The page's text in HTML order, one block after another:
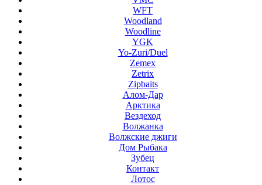
WFT
Woodland
Woodline
YGK
Yo-Zuri/Duel
Zemex
Zetrix
Zipbaits
Алом-Дар
Арктика
Вездеход
Волжанка
Волжские джиги
Дом Рыбака
Зубец
Контакт
Лотос